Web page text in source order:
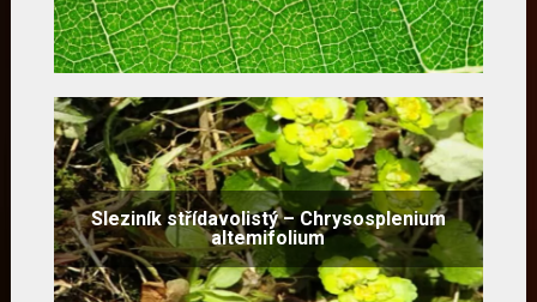
Sleziník střídavolistý – Chrysosplenium
altemifolium